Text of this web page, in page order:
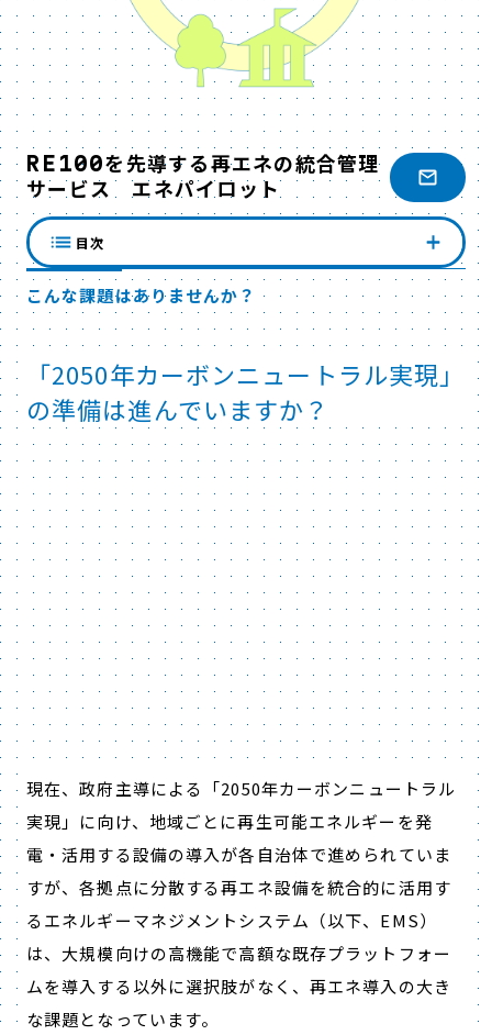
RE100を先導する再エネの統合管理
サービス エネパイロット
こんな課題はありませんか？
「2050年カーボンニュートラル実現」
の準備は進んでいますか？
現在、政府主導による「2050年カーボンニュートラル
実現」に向け、地域ごとに再生可能エネルギーを発
電・活用する設備の導入が各自治体で進められていま
すが、各拠点に分散する再エネ設備を統合的に活用す
るエネルギーマネジメントシステム（以下、EMS）
は、大規模向けの高機能で高額な既存プラットフォー
ムを導入する以外に選択肢がなく、再エネ導入の大き
な課題となっています。
目次